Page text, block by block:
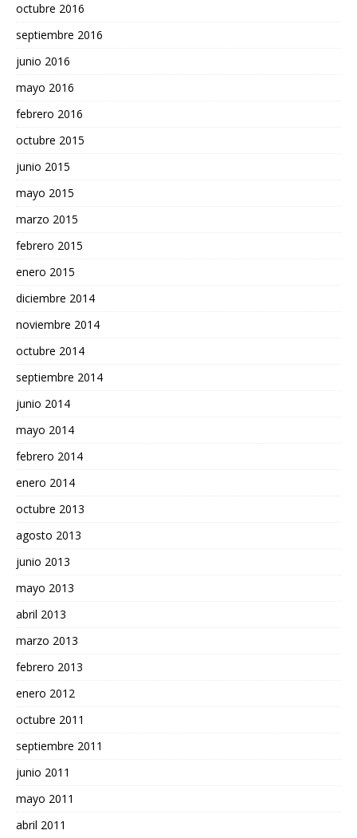
octubre 2016
septiembre 2016
junio 2016
mayo 2016
febrero 2016
octubre 2015
junio 2015
mayo 2015
marzo 2015
febrero 2015
enero 2015
diciembre 2014
noviembre 2014
octubre 2014
septiembre 2014
junio 2014
mayo 2014
febrero 2014
enero 2014
octubre 2013
agosto 2013
junio 2013
mayo 2013
abril 2013
marzo 2013
febrero 2013
enero 2012
octubre 2011
septiembre 2011
junio 2011
mayo 2011
abril 2011